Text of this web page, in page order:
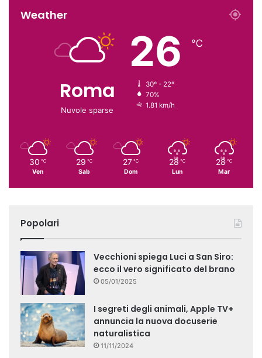
Weather
Roma
Nuvole sparse
26 ℃
30º - 22º
70%
1.81 km/h
30 ℃
Ven
29 ℃
Sab
27 ℃
Dom
28 ℃
Lun
28 ℃
Mar
Popolari
Vecchioni spiega Luci a San Siro:
ecco il vero significato del brano
05/01/2025
I segreti degli animali, Apple TV+
annuncia la nuova docuserie
naturalistica
11/11/2024